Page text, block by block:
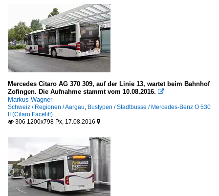
Mercedes Citaro AG 370 309, auf der Linie 13, wartet beim Bahnhof
Zofingen. Die Aufnahme stammt vom 10.08.2016. 
Markus Wagner
Schweiz / Regionen / Aargau, Bustypen / Stadtbusse / Mercedes-Benz O 530
II (Citaro Facelift)
 306 1200x798 Px, 17.08.2016 